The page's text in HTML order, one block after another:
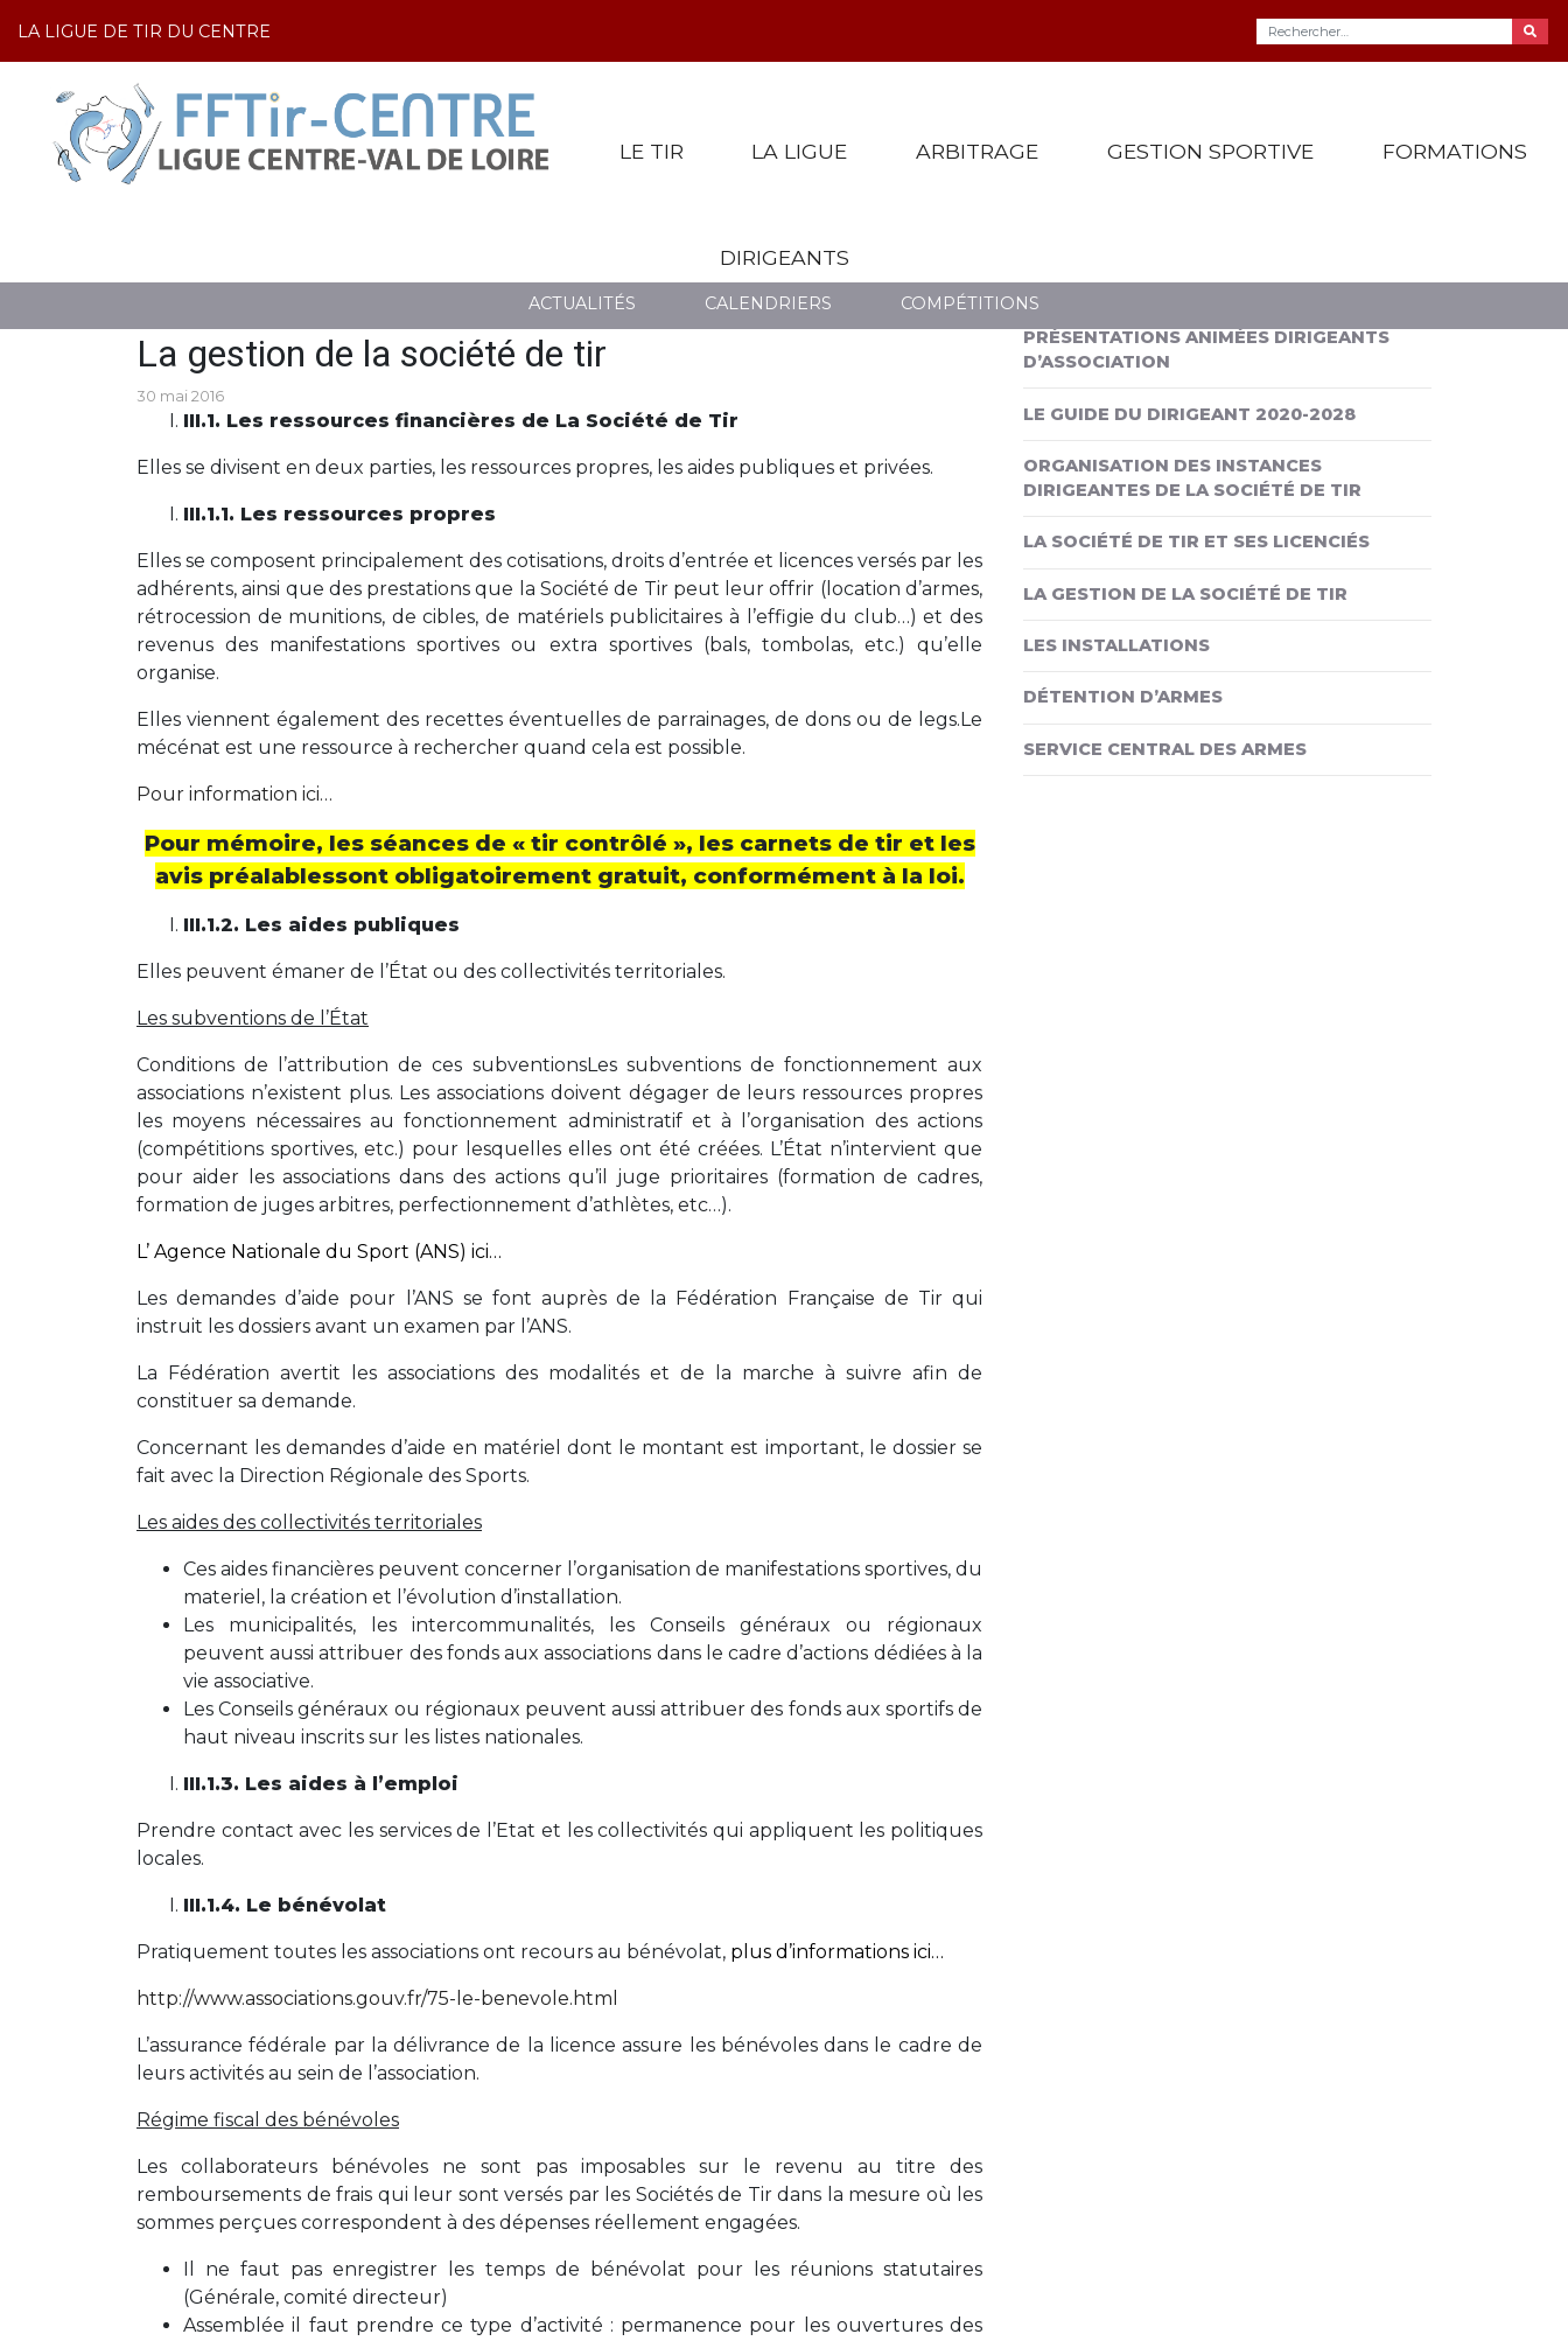
LA LIGUE DE TIR DU CENTRE
LE TIR LA LIGUE ARBITRAGE GESTION SPORTIVE FORMATIONS
DIRIGEANTS
ACTUALITÉS CALENDRIERS COMPÉTITIONS
DIRIGEANTS LA GESTION DE LA SOCIÉTÉ DE TIR
La gestion de la société de tir
30 mai 2016
III.1. Les ressources financières de La Société de Tir
Elles se divisent en deux parties, les ressources propres, les aides publiques et privées.
III.1.1. Les ressources propres
Elles se composent principalement des cotisations, droits d’entrée et licences versés par les
adhérents, ainsi que des prestations que la Société de Tir peut leur offrir (location d’armes,
rétrocession de munitions, de cibles, de matériels publicitaires à l’effigie du club…) et des
revenus des manifestations sportives ou extra sportives (bals, tombolas, etc.) qu’elle
organise.
Elles viennent également des recettes éventuelles de parrainages, de dons ou de legs.Le
mécénat est une ressource à rechercher quand cela est possible.
Pour information ici…
Pour mémoire, les séances de « tir contrôlé », les carnets de tir et les
avis préalablessont obligatoirement gratuit, conformément à la loi.
III.1.2. Les aides publiques
Elles peuvent émaner de l’État ou des collectivités territoriales.
Les subventions de l’État
Conditions de l’attribution de ces subventionsLes subventions de fonctionnement aux
associations n’existent plus. Les associations doivent dégager de leurs ressources propres
les moyens nécessaires au fonctionnement administratif et à l’organisation des actions
(compétitions sportives, etc.) pour lesquelles elles ont été créées. L’État n’intervient que
pour aider les associations dans des actions qu’il juge prioritaires (formation de cadres,
formation de juges arbitres, perfectionnement d’athlètes, etc…).
L’ Agence Nationale du Sport (ANS) ici…
Les demandes d’aide pour l’ANS se font auprès de la Fédération Française de Tir qui
instruit les dossiers avant un examen par l’ANS.
La Fédération avertit les associations des modalités et de la marche à suivre afin de
constituer sa demande.
Concernant les demandes d’aide en matériel dont le montant est important, le dossier se
fait avec la Direction Régionale des Sports.
Les aides des collectivités territoriales
Ces aides financières peuvent concerner l’organisation de manifestations sportives, du
materiel, la création et l’évolution d’installation.
Les municipalités, les intercommunalités, les Conseils généraux ou régionaux
peuvent aussi attribuer des fonds aux associations dans le cadre d’actions dédiées à la
vie associative.
Les Conseils généraux ou régionaux peuvent aussi attribuer des fonds aux sportifs de
haut niveau inscrits sur les listes nationales.
III.1.3. Les aides à l’emploi
Prendre contact avec les services de l’Etat et les collectivités qui appliquent les politiques
locales.
III.1.4. Le bénévolat
Pratiquement toutes les associations ont recours au bénévolat, plus d’informations ici…
http://www.associations.gouv.fr/75-le-benevole.html
L’assurance fédérale par la délivrance de la licence assure les bénévoles dans le cadre de
leurs activités au sein de l’association.
Régime fiscal des bénévoles
Les collaborateurs bénévoles ne sont pas imposables sur le revenu au titre des
remboursements de frais qui leur sont versés par les Sociétés de Tir dans la mesure où les
sommes perçues correspondent à des dépenses réellement engagées.
Il ne faut pas enregistrer les temps de bénévolat pour les réunions statutaires
(Générale, comité directeur)
Assemblée il faut prendre ce type d’activité : permanence pour les ouvertures des
PRÉSENTATIONS ANIMÉES DIRIGEANTS
D’ASSOCIATION
LE GUIDE DU DIRIGEANT 2020-2028
ORGANISATION DES INSTANCES
DIRIGEANTES DE LA SOCIÉTÉ DE TIR
LA SOCIÉTÉ DE TIR ET SES LICENCIÉS
LA GESTION DE LA SOCIÉTÉ DE TIR
LES INSTALLATIONS
DÉTENTION D’ARMES
SERVICE CENTRAL DES ARMES